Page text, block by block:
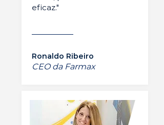
eficaz."
Ronaldo Ribeiro
CEO da Farmax